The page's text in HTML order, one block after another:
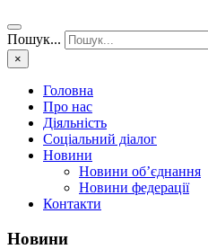
Пошук...
×
Головна
Про нас
Діяльність
Соціальний діалог
Новини
Новини об’єднання
Новини федерації
Контакти
Новини